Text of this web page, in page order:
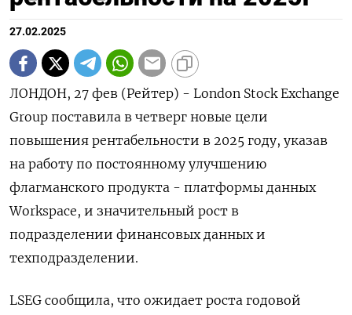
27.02.2025
ЛОНДОН, 27 фев (Рейтер) - London Stock Exchange
Group поставила в четверг новые цели
повышения рентабельности в 2025 году, указав
на работу по постоянному улучшению
флагманского продукта - платформы данных
Workspace, и значительный рост в
подразделении финансовых данных и
техподразделении.
LSEG сообщила, что ожидает роста годовой